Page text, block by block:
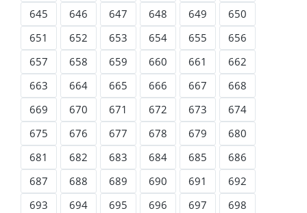
645
646 647 648 649
650
651
652 653 654 655
656
657
658 659 660 661
662
663
664 665 666 667
668
669
670 671 672 673
674
675
676 677 678 679
680
681
682 683 684 685
686
687
688 689 690 691
692
693
694 695 696 697
698